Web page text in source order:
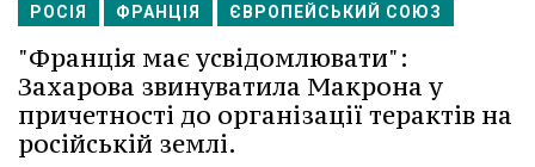
РОСІЯ ФРАНЦІЯ ЄВРОПЕЙСЬКИЙ СОЮЗ
"Франція має усвідомлювати":
Захарова звинуватила Макрона у
причетності до організації терактів на
російській землі.